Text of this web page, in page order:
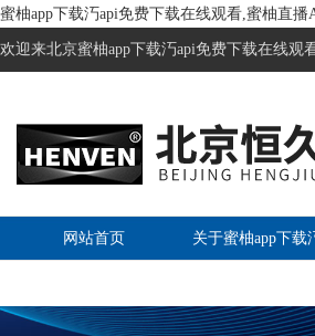
蜜柚app下载汅api免费下载在线观看,蜜柚直
欢迎来北京蜜柚app下载汅api免费下载在线观看
网站首页 关于蜜柚app下载